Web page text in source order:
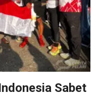
Sabet